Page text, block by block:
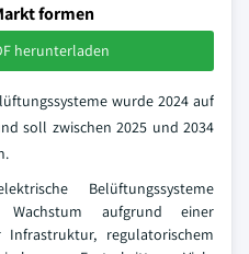
formen
herunterladen
wurde 2024 auf
soll zwischen 2025 und 2034
Belüftungssysteme
aufgrund einer
regulatorischem